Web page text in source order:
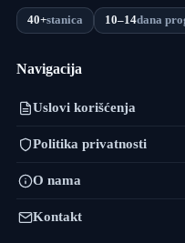
40+stanica 10–14dana
Navigacija
Uslovi korišćenja
Politika privatnosti
O nama
Kontakt